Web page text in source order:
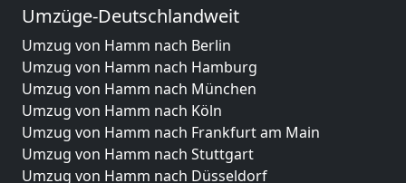
Umzüge-Deutschlandweit
Umzug von Hamm nach Berlin
Umzug von Hamm nach Hamburg
Umzug von Hamm nach München
Umzug von Hamm nach Köln
Umzug von Hamm nach Frankfurt am Main
Umzug von Hamm nach Stuttgart
Umzug von Hamm nach Düsseldorf